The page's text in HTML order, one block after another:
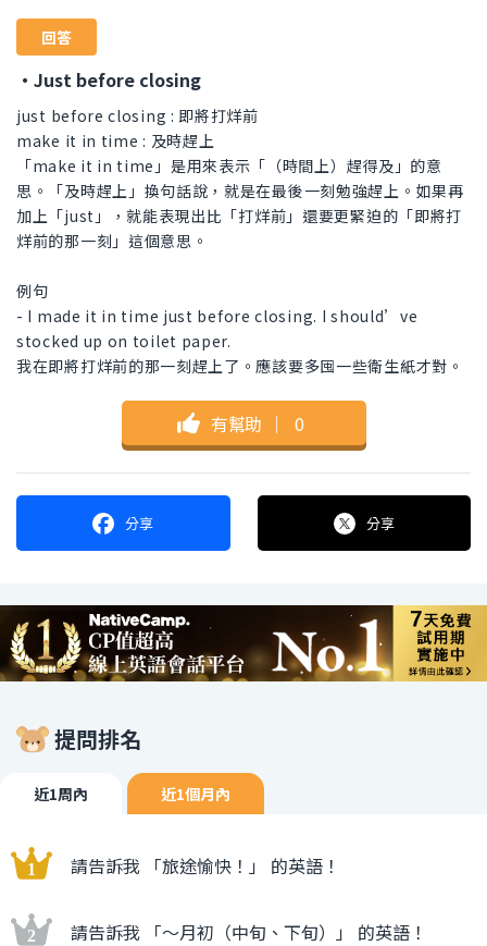
回答
・Just before closing
just before closing : 即將打烊前
make it in time : 及時趕上
「make it in time」是用來表示「（時間上）趕得及」的意
思。「及時趕上」換句話說，就是在最後一刻勉強趕上。如果再
加上「just」，就能表現出比「打烊前」還要更緊迫的「即將打
烊前的那一刻」這個意思。
例句
- I made it in time just before closing. I should’ve
stocked up on toilet paper.
我在即將打烊前的那一刻趕上了。應該要多囤一些衛生紙才對。
有幫助 ｜ 0
分享 分享
提問排名
近1周內 近1個月內
請告訴我 「旅途愉快！」 的英語！
請告訴我 「〜月初（中旬、下旬）」 的英語！